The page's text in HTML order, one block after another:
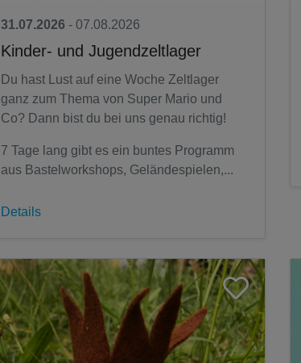
31.07.2026 - 07.08.2026
Kinder- und Jugendzeltlager
Du hast Lust auf eine Woche Zeltlager
ganz zum Thema von Super Mario und
Co? Dann bist du bei uns genau richtig!
7 Tage lang gibt es ein buntes Programm
aus Bastelworkshops, Geländespielen,...
Details